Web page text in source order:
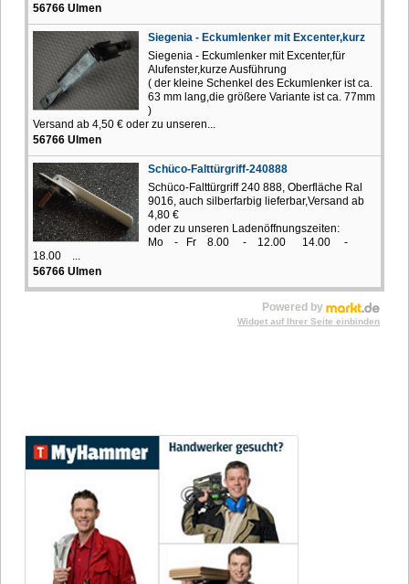
56766 Ulmen
Siegenia - Eckumlenker mit Excenter,kurz
Siegenia - Eckumlenker mit Excenter,für
Alufenster,kurze Ausführung
( der kleine Schenkel des Eckumlenker ist ca.
63 mm lang,die größere Variante ist ca. 77mm
)
Versand ab 4,50 € oder zu unseren...
56766 Ulmen
Schüco-Falttürgriff-240888
Schüco-Falttürgriff 240 888, Oberfläche Ral
9016, auch silberfarbig lieferbar,Versand ab
4,80 €
oder zu unseren Ladenöffnungszeiten:
Mo - Fr 8.00 - 12.00 14.00 -
18.00 ...
56766 Ulmen
Powered by
Widget auf Ihrer Seite einbinden